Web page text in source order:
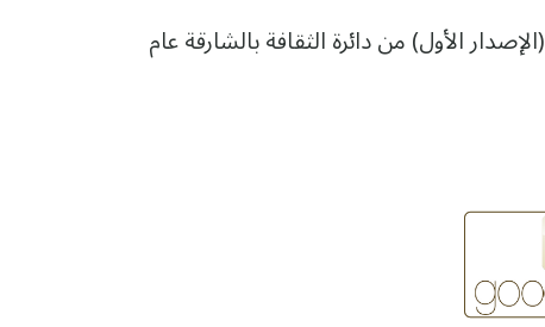
(الإصدار الأول) من دائرة الثقافة بالشارقة عام